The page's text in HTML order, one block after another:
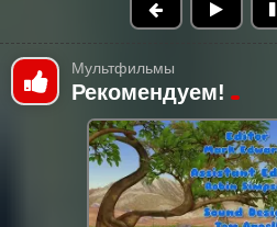
Мультфильмы
Рекомендуем!